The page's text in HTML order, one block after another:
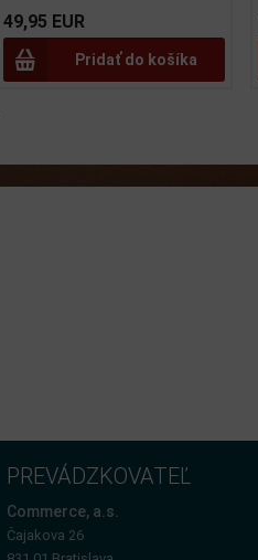
49,95 EUR
Pridať do košíka
PREVÁDZKOVATEĽ
Commerce, a.s.
Čajakova 26